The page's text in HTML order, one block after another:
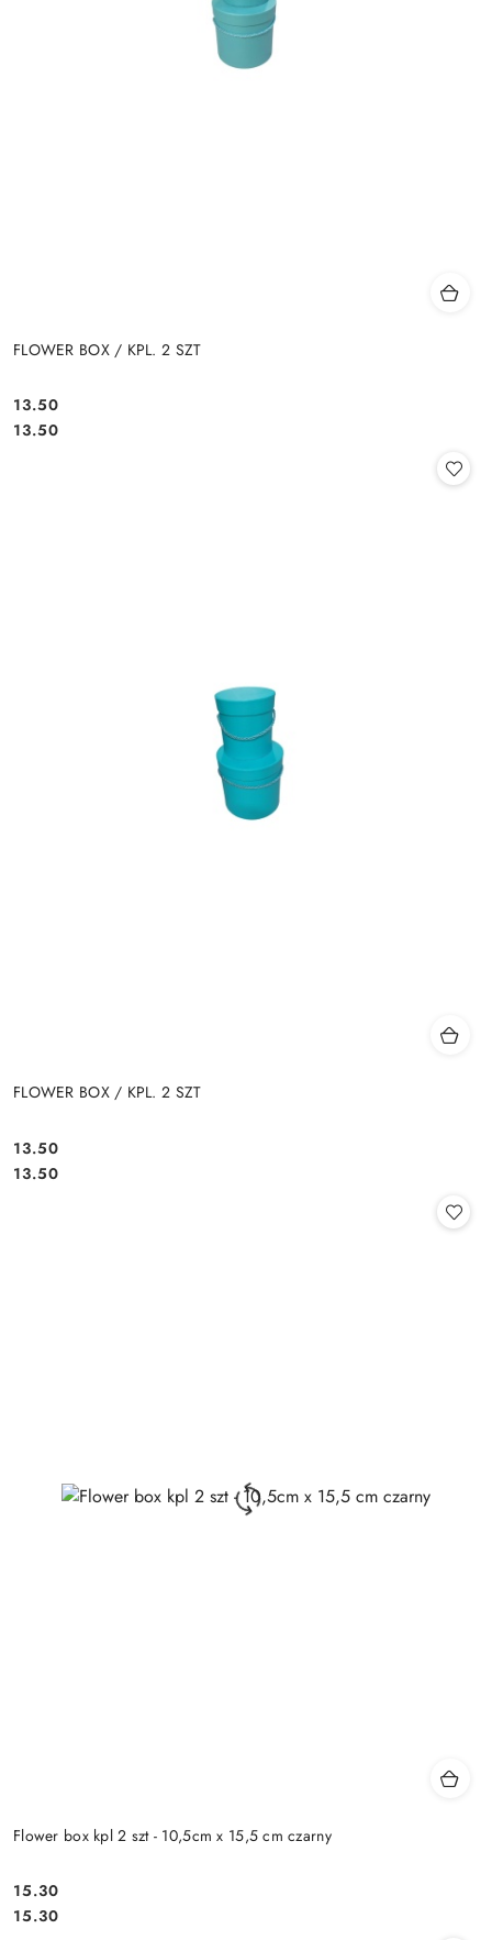
FLOWER BOX / KPL. 2 SZT
Cena:
13.50
Cena:
13.50
FLOWER BOX / KPL. 2 SZT
Cena:
13.50
Cena:
13.50
Flower box kpl 2 szt - 10,5cm x 15,5 cm czarny
Cena:
15.30
Cena:
15.30